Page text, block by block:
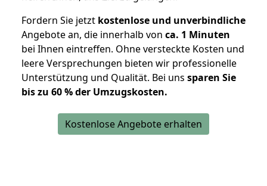
Fordern Sie jetzt kostenlose und unverbindliche
Angebote an, die innerhalb von ca. 1 Minuten
bei Ihnen eintreffen. Ohne versteckte Kosten und
leere Versprechungen bieten wir professionelle
Unterstützung und Qualität. Bei uns sparen Sie
bis zu 60 % der Umzugskosten.
Kostenlose Angebote erhalten